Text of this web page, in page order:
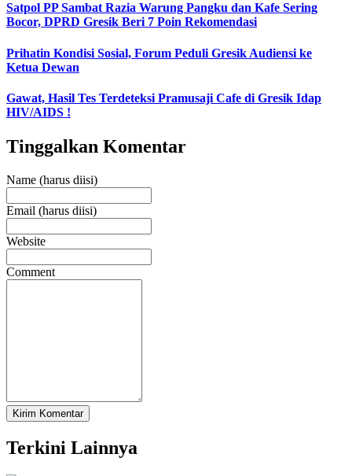
Satpol PP Sambat Razia Warung Pangku dan Kafe Sering
Bocor, DPRD Gresik Beri 7 Poin Rekomendasi
Prihatin Kondisi Sosial, Forum Peduli Gresik Audiensi ke
Ketua Dewan
Gawat, Hasil Tes Terdeteksi Pramusaji Cafe di Gresik Idap
HIV/AIDS !
Tinggalkan Komentar
Name (harus diisi)
Email (harus diisi)
Website
Comment
Terkini Lainnya